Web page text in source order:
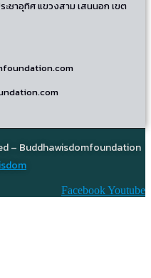
ะชาอุทิศ แขวงสาม เสนนอก เขต
– Buddhawisdomfoundation
FacebookYoutube